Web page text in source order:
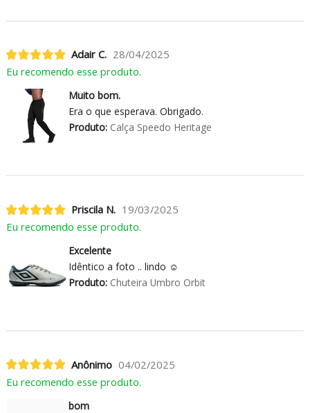
Adair C. 28/04/2025
Eu recomendo esse produto.
Muito bom.
Era o que esperava. Obrigado.
Produto:Calça Speedo Heritage
Priscila N. 19/03/2025
Eu recomendo esse produto.
Excelente
Idêntico a foto .. lindo ☺️
Produto:Chuteira Umbro Orbit
Anônimo 04/02/2025
Eu recomendo esse produto.
bom